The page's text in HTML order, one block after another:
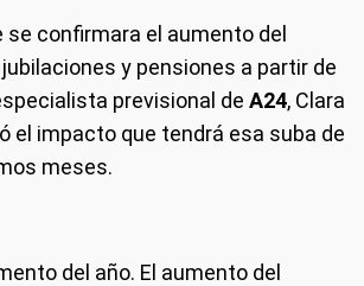
se confirmara el aumento del
jubilaciones y pensiones a partir de
previsional de A24, Clara
el impacto que tendrá esa suba de
meses.
del año. El aumento del